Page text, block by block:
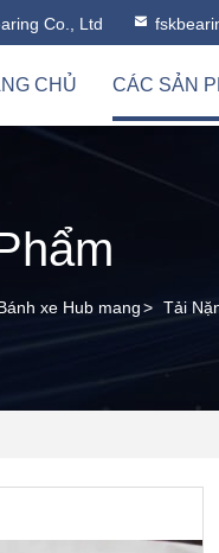
Co., Ltd
CHỦ CÁC SẢN
xe Hub mang> Tải